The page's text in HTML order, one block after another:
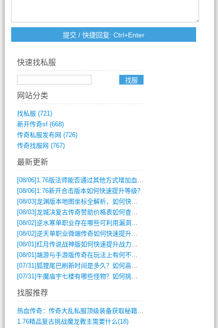
快速找私服
网站分类
找私服 (721)
新开传奇sf(668)
传奇私服发布网 (726)
传奇找服网 (767)
最新更新
[08/06] 1.76版法师能否通过其他方式增加血量？
[08/06] 1.76新开合击版本如何快速提升等级？
[08/03]龙渊版本地图坐标全解析，如何快速定位BOSS位置？
[08/03]龙城决复古传奇赞助价格表如何查询？
[08/02]逆水寒单职业存在哪些可利用漏洞？如何快速提升战力？
[08/02]逆天单职业微端传奇如何快速提升战力？新手必看攻略
[08/01]红月传说战神版如何快速提升战力？新手攻略全解析？
[08/01]端游与手游版传奇在玩法上有何不同？
[07/31]狐狸尾巴刷新时间是多久？如何高效获取传奇手游中的狐狸尾巴？
[07/31]牛魔庙宇七楼有哪些怪物？如何挑战它们？
找服推荐
热血传奇：传奇大乱私服顶级装备获取秘籍(887)
1.76精品复古挑战魔龙教主需要什么(18)